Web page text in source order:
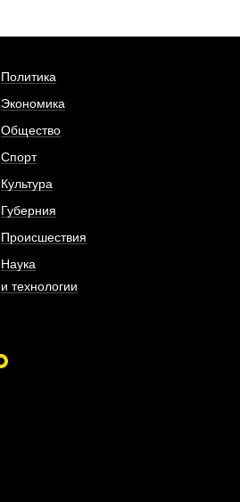
Политика
Экономика
Общество
Спорт
Культура
Губерния
Происшествия
Наука
и технологии